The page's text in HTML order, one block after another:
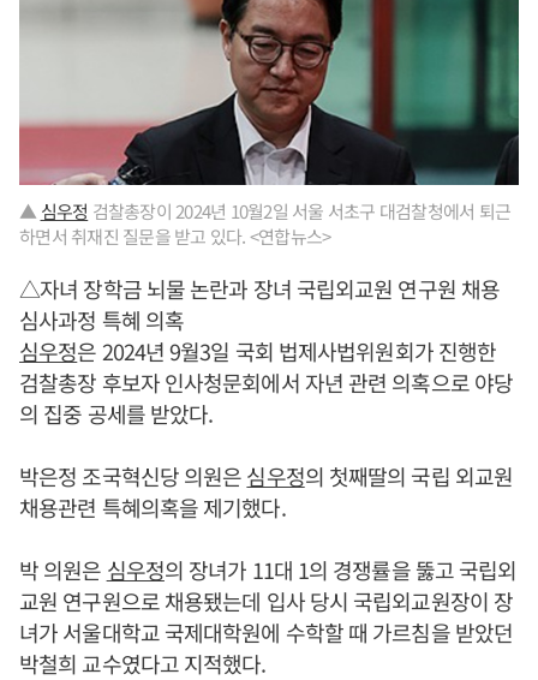
▲ 심우정 검찰총장이 2024년 10월2일 서울 서초구 대검찰청에서 퇴근
하면서 취재진 질문을 받고 있다. <연합뉴스>
△자녀 장학금 뇌물 논란과 장녀 국립외교원 연구원 채용
심사과정 특혜 의혹
심우정은 2024년 9월3일 국회 법제사법위원회가 진행한
검찰총장 후보자 인사청문회에서 자년 관련 의혹으로 야당
의 집중 공세를 받았다.
박은정 조국혁신당 의원은심우정의 첫째딸의 국립 외교원
채용관련 특혜의혹을 제기했다.
박 의원은 심우정의 장녀가 11대 1의 경쟁률을 뚫고 국립외
교원 연구원으로 채용됐는데 입사 당시 국립외교원장이 장
녀가 서울대학교 국제대학원에 수학할 때 가르침을 받았던
박철희 교수였다고 지적했다.